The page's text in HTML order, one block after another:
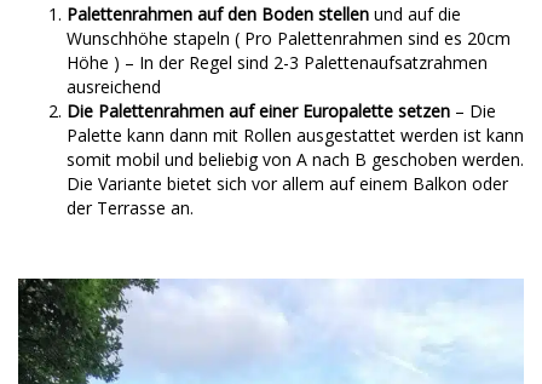
Palettenrahmen auf den Boden stellen und auf die
Wunschhöhe stapeln ( Pro Palettenrahmen sind es 20cm
Höhe ) – In der Regel sind 2-3 Palettenaufsatzrahmen
ausreichend
Die Palettenrahmen auf einer Europalette setzen – Die
Palette kann dann mit Rollen ausgestattet werden ist kann
somit mobil und beliebig von A nach B geschoben werden.
Die Variante bietet sich vor allem auf einem Balkon oder
der Terrasse an.